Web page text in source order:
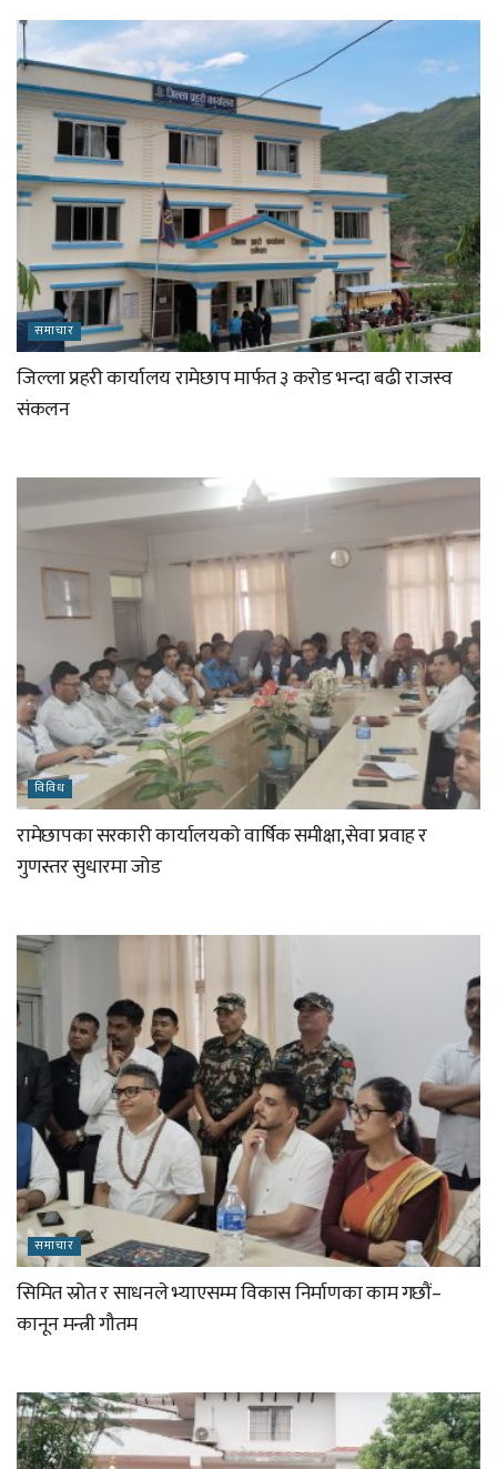
समाचार
जिल्ला प्रहरी कार्यालय रामेछाप मार्फत ३ करोड भन्दा बढी राजस्व
संकलन
विविध
रामेछापका सरकारी कार्यालयको वार्षिक समीक्षा,सेवा प्रवाह र
गुणस्तर सुधारमा जोड
समाचार
सिमित स्रोत र साधनले भ्याएसम्म विकास निर्माणका काम गछौं–
कानून मन्त्री गौतम